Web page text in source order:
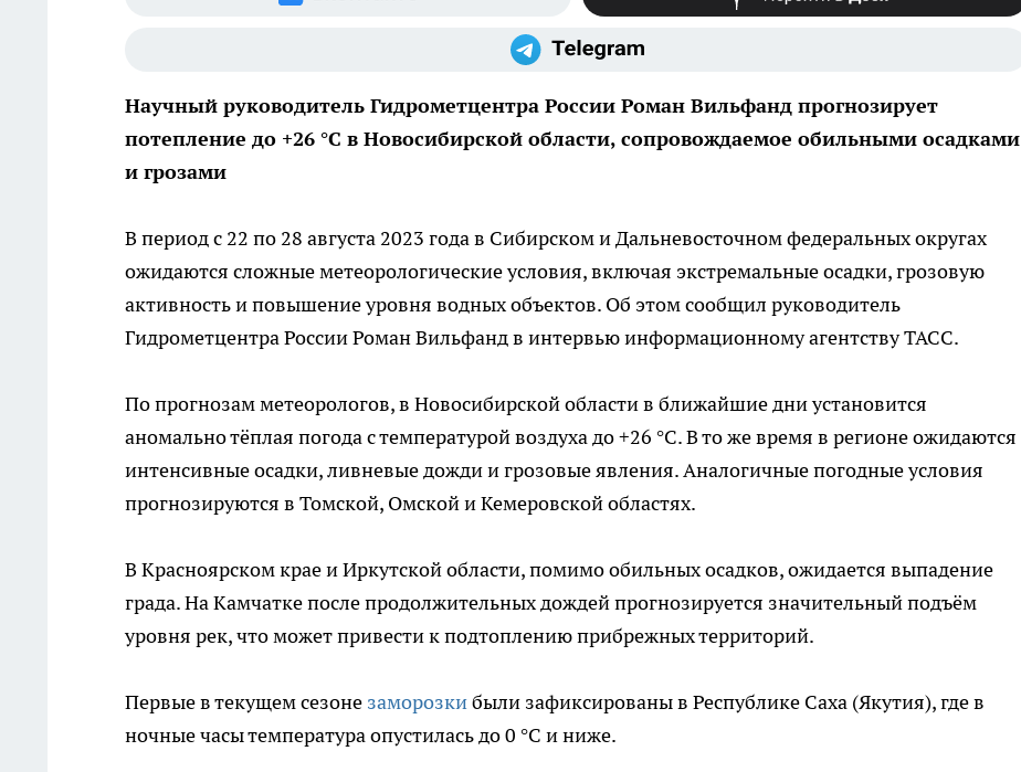
Научный руководитель Гидрометцентра России Роман Вильфанд прогнозирует
потепление до +26 °С в Новосибирской области, сопровождаемое обильными осадками
и грозами
В период с 22 по 28 августа 2023 года в Сибирском и Дальневосточном федеральных округах
ожидаются сложные метеорологические условия, включая экстремальные осадки, грозовую
активность и повышение уровня водных объектов. Об этом сообщил руководитель
Гидрометцентра России Роман Вильфанд в интервью информационному агентству ТАСС.
По прогнозам метеорологов, в Новосибирской области в ближайшие дни установится
аномально тёплая погода с температурой воздуха до +26 °С. В то же время в регионе ожидаются
интенсивные осадки, ливневые дожди и грозовые явления. Аналогичные погодные условия
прогнозируются в Томской, Омской и Кемеровской областях.
В Красноярском крае и Иркутской области, помимо обильных осадков, ожидается выпадение
града. На Камчатке после продолжительных дождей прогнозируется значительный подъём
уровня рек, что может привести к подтоплению прибрежных территорий.
Первые в текущем сезоне заморозкибыли зафиксированы в Республике Саха (Якутия), где в
ночные часы температура опустилась до 0 °С и ниже.